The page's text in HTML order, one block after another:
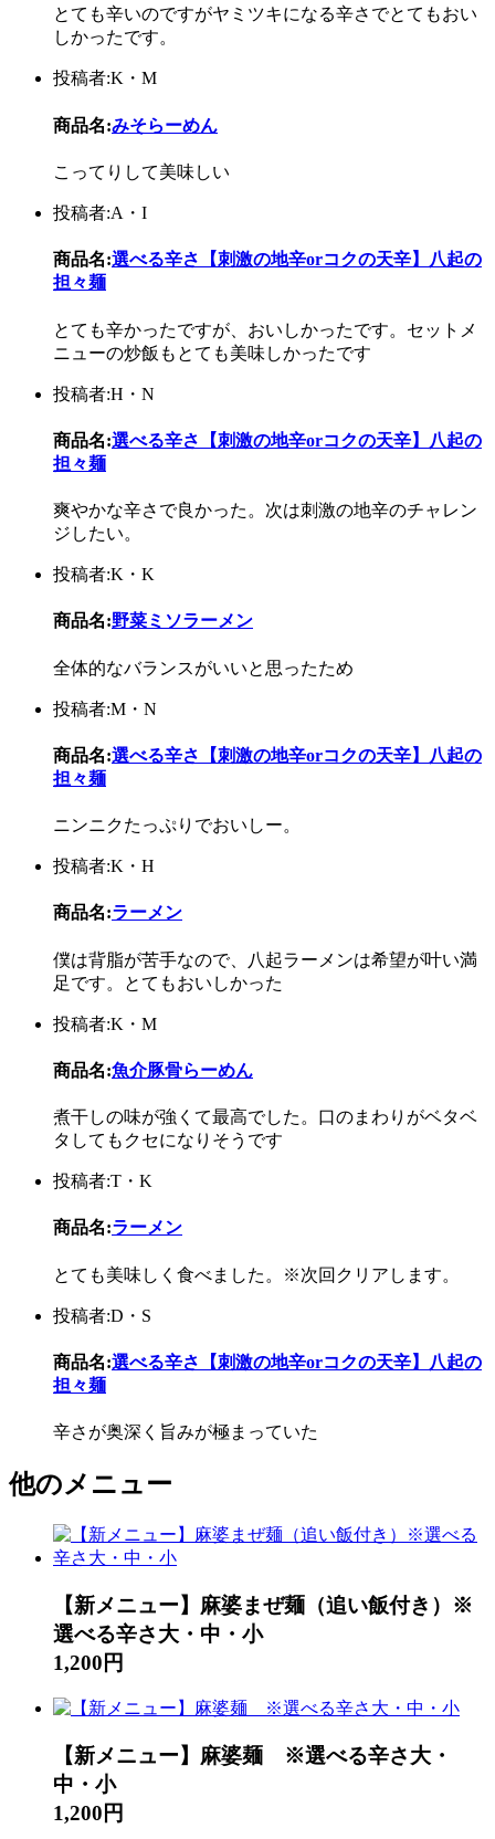
とても辛いのですがヤミツキになる辛さでとてもおい
しかったです。
投稿者:K・M
商品名:みそらーめん
こってりして美味しい
投稿者:A・I
商品名:選べる辛さ【刺激の地辛orコクの天辛】八起の
担々麺
とても辛かったですが、おいしかったです。セットメ
ニューの炒飯もとても美味しかったです
投稿者:H・N
商品名:選べる辛さ【刺激の地辛orコクの天辛】八起の
担々麺
爽やかな辛さで良かった。次は刺激の地辛のチャレン
ジしたい。
投稿者:K・K
商品名:野菜ミソラーメン
全体的なバランスがいいと思ったため
投稿者:M・N
商品名:選べる辛さ【刺激の地辛orコクの天辛】八起の
担々麺
ニンニクたっぷりでおいしー。
投稿者:K・H
商品名:ラーメン
僕は背脂が苦手なので、八起ラーメンは希望が叶い満
足です。とてもおいしかった
投稿者:K・M
商品名:魚介豚骨らーめん
煮干しの味が強くて最高でした。口のまわりがベタベ
タしてもクセになりそうです
投稿者:T・K
商品名:ラーメン
とても美味しく食べました。※次回クリアします。
投稿者:D・S
商品名:選べる辛さ【刺激の地辛orコクの天辛】八起の
担々麺
辛さが奥深く旨みが極まっていた
他のメニュー
【新メニュー】麻婆まぜ麺（追い飯付き）※
選べる辛さ大・中・小
1,200円
【新メニュー】麻婆麺 ※選べる辛さ大・
中・小
1,200円